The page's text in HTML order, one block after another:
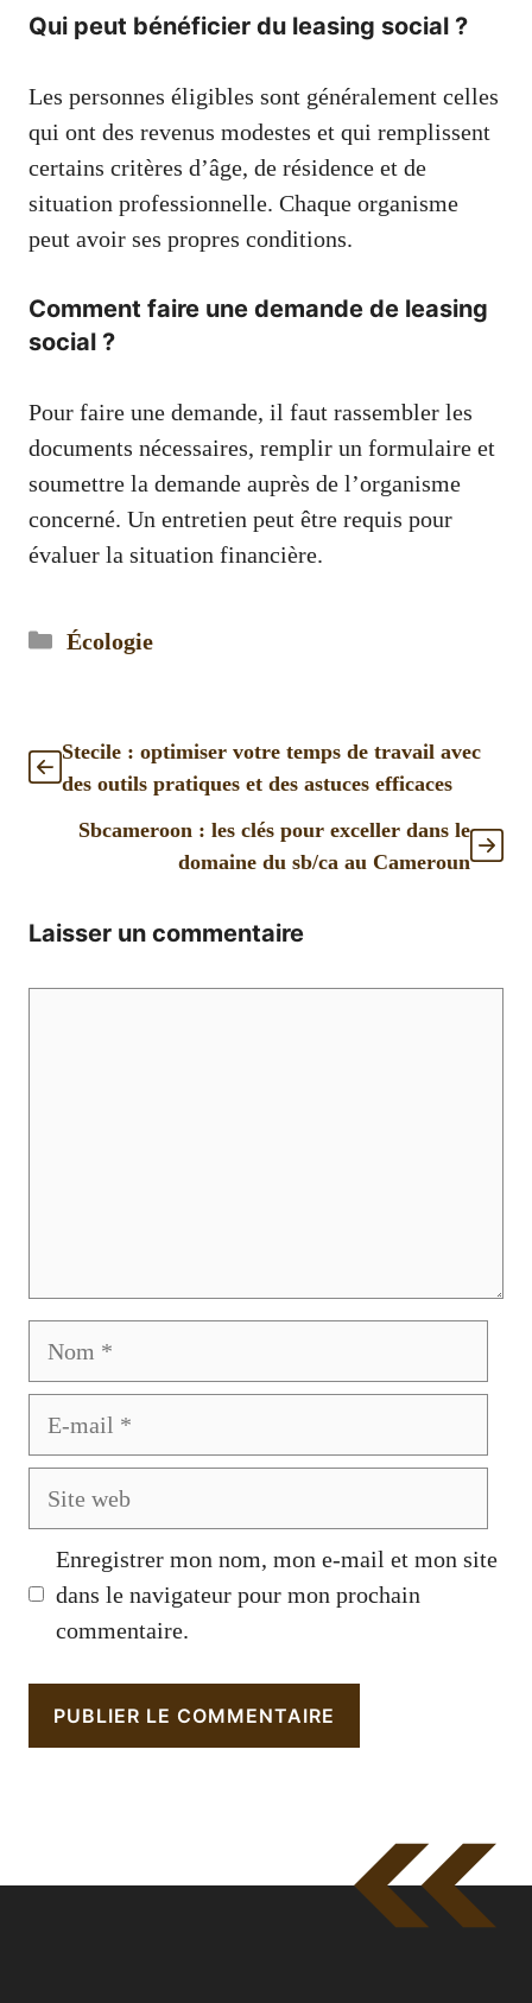
Qui peut bénéficier du leasing social ?
Les personnes éligibles sont généralement celles
qui ont des revenus modestes et qui remplissent
certains critères d’âge, de résidence et de
situation professionnelle. Chaque organisme
peut avoir ses propres conditions.
Comment faire une demande de leasing
social ?
Pour faire une demande, il faut rassembler les
documents nécessaires, remplir un formulaire et
soumettre la demande auprès de l’organisme
concerné. Un entretien peut être requis pour
évaluer la situation financière.
Catégories
Écologie
Stecile : optimiser votre temps de travail avec
des outils pratiques et des astuces efficaces
Sbcameroon : les clés pour exceller dans le
domaine du sb/ca au Cameroun
Laisser un commentaire
Enregistrer mon nom, mon e-mail et mon site
dans le navigateur pour mon prochain
commentaire.